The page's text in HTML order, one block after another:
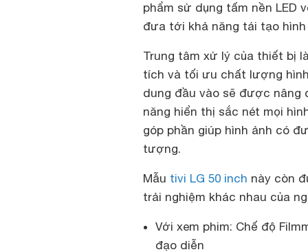
phẩm sử dụng tấm nền LED
đưa tới khả năng tái tạo
Trung tâm xử lý của thiết bị
tích và tối ưu chất lượng
dung đầu vào sẽ được nâng
năng hiển thị sắc nét mọi
góp phần giúp hình ảnh có
tượng.
Mẫu tivi LG 50 inch này còn
trải nghiệm khác nhau của
Với xem phim: Chế độ
đạo diễn